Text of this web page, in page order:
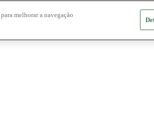
melhorar a navegação